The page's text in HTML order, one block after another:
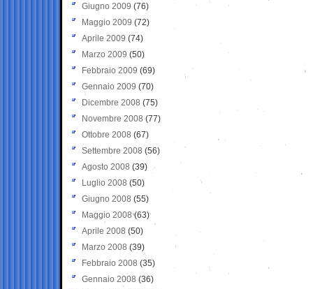
Giugno 2009 (76)
Maggio 2009 (72)
Aprile 2009 (74)
Marzo 2009 (50)
Febbraio 2009 (69)
Gennaio 2009 (70)
Dicembre 2008 (75)
Novembre 2008 (77)
Ottobre 2008 (67)
Settembre 2008 (56)
Agosto 2008 (39)
Luglio 2008 (50)
Giugno 2008 (55)
Maggio 2008(63)
Aprile 2008 (50)
Marzo 2008 (39)
Febbraio 2008 (35)
Gennaio 2008 (36)